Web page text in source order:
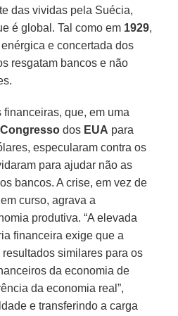
das vividas pela Suécia,
é global. Tal como em 1929,
e concertada dos
resgatam bancos e não
que, em uma
Congresso dos EUA para
especularam contra os
para ajudar não as
bancos. A crise, em vez de
curso, agrava a
produtiva. “A elevada
financeira exige que a
similares para os
da economia de
da economia real”,
e transferindo a carga